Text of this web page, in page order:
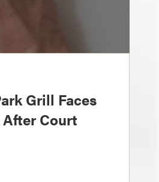
Grill Faces
Court